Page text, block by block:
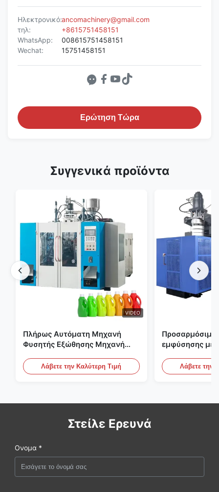
Ηλεκτρονικό:ancomachinery@gmail.com
τηλ:
+8615751458151
WhatsApp:
008615751458151
Wechat:
15751458151
Ερώτηση Τώρα
Συγγενικά προϊόντα
VIDEO
Πλήρως Αυτόματη Μηχανή
Φυσητής Εξώθησης Μηχανή
Λάβετε την Καλύτερη Τιμή
Προσαρμόσιμη
εμφύσησης με
Αυτόματος
εμφύσησης
Λάβετε την
Στείλε Ερευνά
Ονομα *